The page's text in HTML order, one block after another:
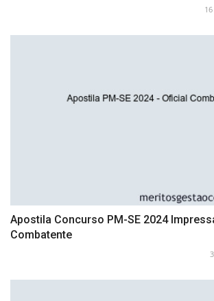
Apostila Concurso PM-SE 2024
Combatente